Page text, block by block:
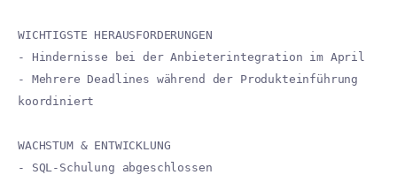
WICHTIGSTE HERAUSFORDERUNGEN
- Hindernisse bei der Anbieterintegration im April
- Mehrere Deadlines während der Produkteinführung
koordiniert
WACHSTUM & ENTWICKLUNG
- SQL-Schulung abgeschlossen